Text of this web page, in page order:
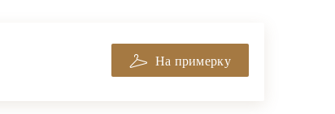
На примерку